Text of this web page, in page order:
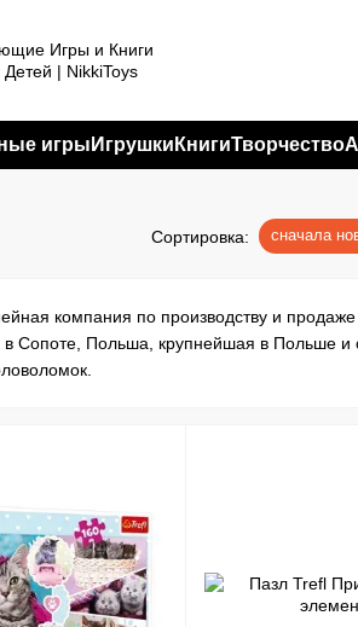
игры Игрушки КнигиТворчество
Сортировка: сначала
компания по производству и продаже
Сопоте, Польша, крупнейшая в Польше и